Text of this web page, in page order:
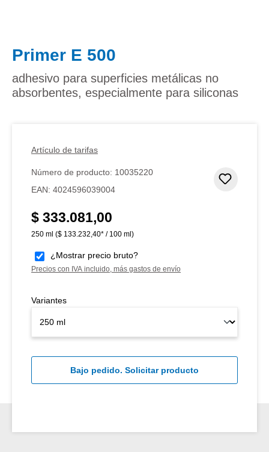
Primer E 500
adhesivo para superficies metálicas no
absorbentes, especialmente para siliconas
Artículo de tarifas
Número de producto: 10035220
EAN: 4024596039004
Precio normal:
$ 333.081,00
250 ml ($ 133.232,40* / 100 ml)
¿Mostrar precio bruto?
Precios con IVA incluido, más gastos de envío
Variantes
Bajo pedido. Solicitar producto